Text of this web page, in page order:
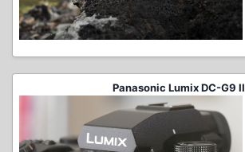
Panasonic Lumix DC-G9 II